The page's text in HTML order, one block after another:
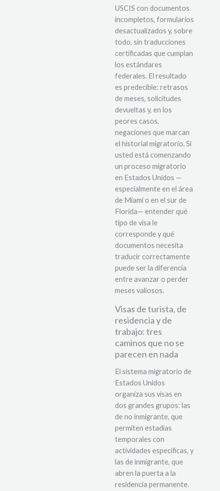
USCIS con documentos
incompletos, formularios
desactualizados y, sobre
todo, sin traducciones
certificadas que cumplan
los estándares
federales. El resultado
es predecible: retrasos
de meses, solicitudes
devueltas y, en los
peores casos,
negaciones que marcan
el historial migratorio. Si
usted está comenzando
un proceso migratorio
en Estados Unidos —
especialmente en el área
de Miami o en el sur de
Florida— entender qué
tipo de visa le
corresponde y qué
documentos necesita
traducir correctamente
puede ser la diferencia
entre avanzar o perder
meses valiosos.
Visas de turista, de
residencia y de
trabajo: tres
caminos que no se
parecen en nada
El sistema migratorio de
Estados Unidos
organiza sus visas en
dos grandes grupos: las
de no inmigrante, que
permiten estadías
temporales con
actividades específicas, y
las de inmigrante, que
abren la puerta a la
residencia permanente.